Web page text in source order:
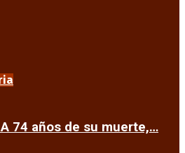
74 años de su muerte,…